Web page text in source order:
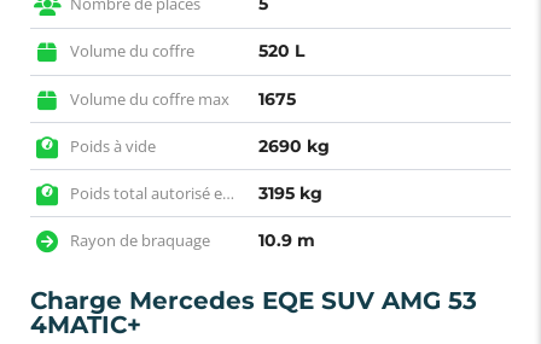
Volume du coffre 520 L
Volume du coffre max 1675
Poids à vide 2690 kg
Poids total autorisé en charge 3195 kg
Rayon de braquage 10.9 m
Charge Mercedes EQE SUV AMG 53
4MATIC+